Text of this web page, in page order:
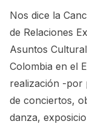
Nos dice la
de Relaciones
Asuntos
Colombia en el
realización -por
de conciertos,
danza,